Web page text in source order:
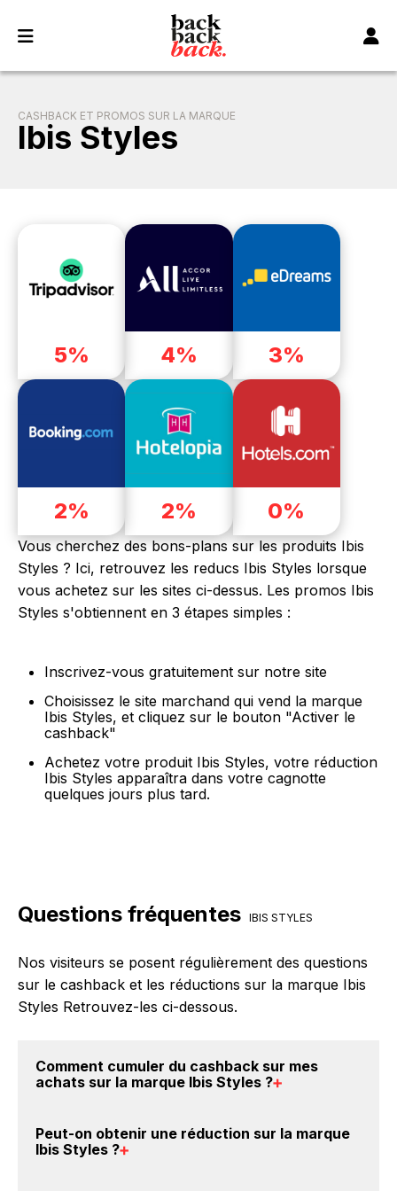
CASHBACK ET PROMOS SUR LA MARQUE
Ibis Styles
5% 4% 3%
2% 2% 0%
Vous cherchez des bons-plans sur les produits Ibis
Styles ? Ici, retrouvez les reducs Ibis Styles lorsque
vous achetez sur les sites ci-dessus. Les promos Ibis
Styles s'obtiennent en 3 étapes simples :
Inscrivez-vous gratuitement sur notre site
Choisissez le site marchand qui vend la marque
Ibis Styles, et cliquez sur le bouton "Activer le
cashback"
Achetez votre produit Ibis Styles, votre réduction
Ibis Styles apparaîtra dans votre cagnotte
quelques jours plus tard.
Questions fréquentes IBIS STYLES
Nos visiteurs se posent régulièrement des questions
sur le cashback et les réductions sur la marque Ibis
Styles Retrouvez-les ci-dessous.
Comment cumuler du cashback sur mes
achats sur la marque Ibis Styles ?
Styles : Créez votre compte sur BackBackBack et
cliquez sur le bouton Activer le cashback, réalisez
Peut-on obtenir une réduction sur la marque
Ibis Styles ?